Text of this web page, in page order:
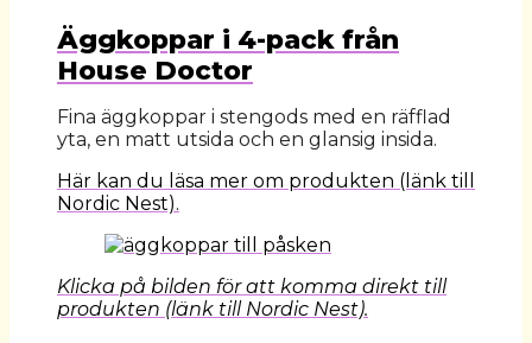
Äggkoppar i 4-pack från
House Doctor
Fina äggkoppar i stengods med en räfflad
yta, en matt utsida och en glansig insida.
Här kan du läsa mer om produkten (länk till
Nordic Nest).
Klicka på bilden för att komma direkt till
produkten (länk till Nordic Nest).